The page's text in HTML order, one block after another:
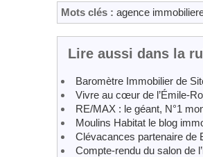
Mots clés : agence
Lire aussi dans la
Baromètre Immobilier de
Vivre au cœur de l’Émile-
RE/MAX : le géant, N°1
Moulins Habitat le blog
Clévacances partenaire de
Compte-rendu du salon de